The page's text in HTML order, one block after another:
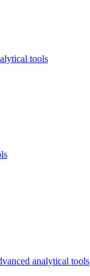
tools
analytical tools